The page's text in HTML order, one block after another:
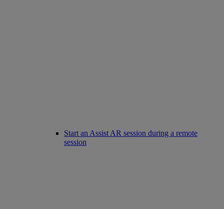
Start an Assist AR session during a remote
session